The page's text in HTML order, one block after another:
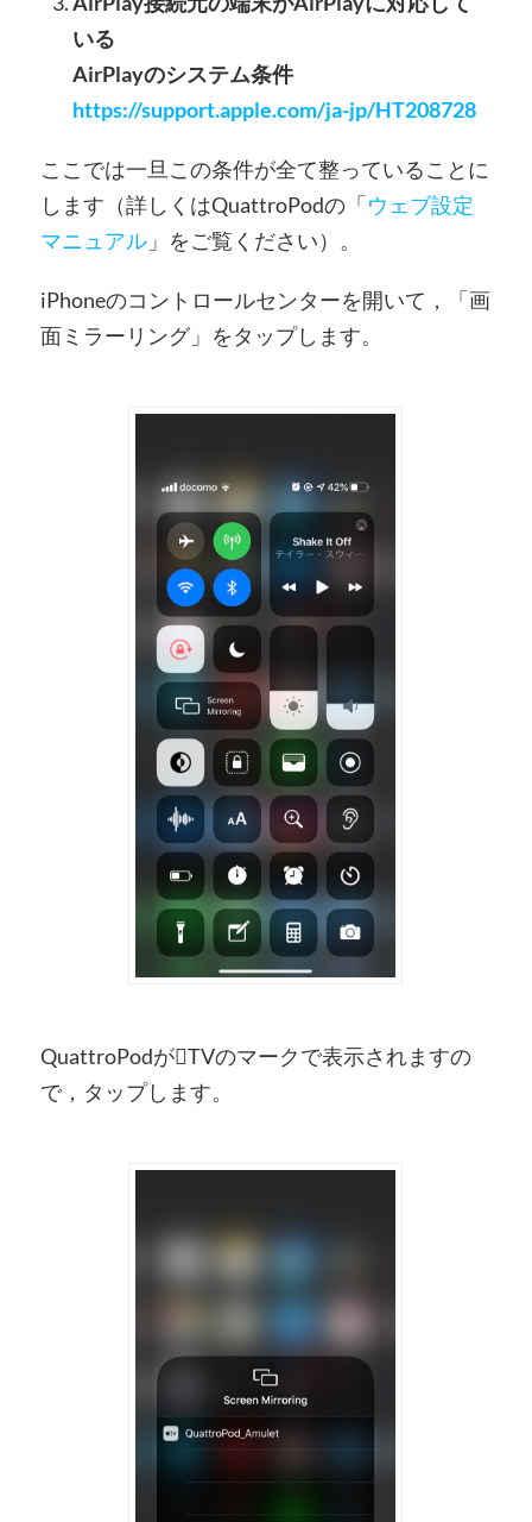
いる
AirPlayのシステム条件
https://support.apple.com/ja-jp/HT208728
ここでは一旦この条件が全て整っていることに
します（詳しくはQuattroPodの「ウェブ設定
マニュアル」をご覧ください）。
iPhoneのコントロールセンターを開いて，「画
面ミラーリング」をタップします。
QuattroPodがTVのマークで表示されますの
で，タップします。